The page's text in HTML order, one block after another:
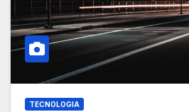
TECNOLOGIA